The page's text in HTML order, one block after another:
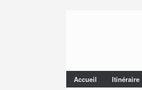
Accueil Itinéraire